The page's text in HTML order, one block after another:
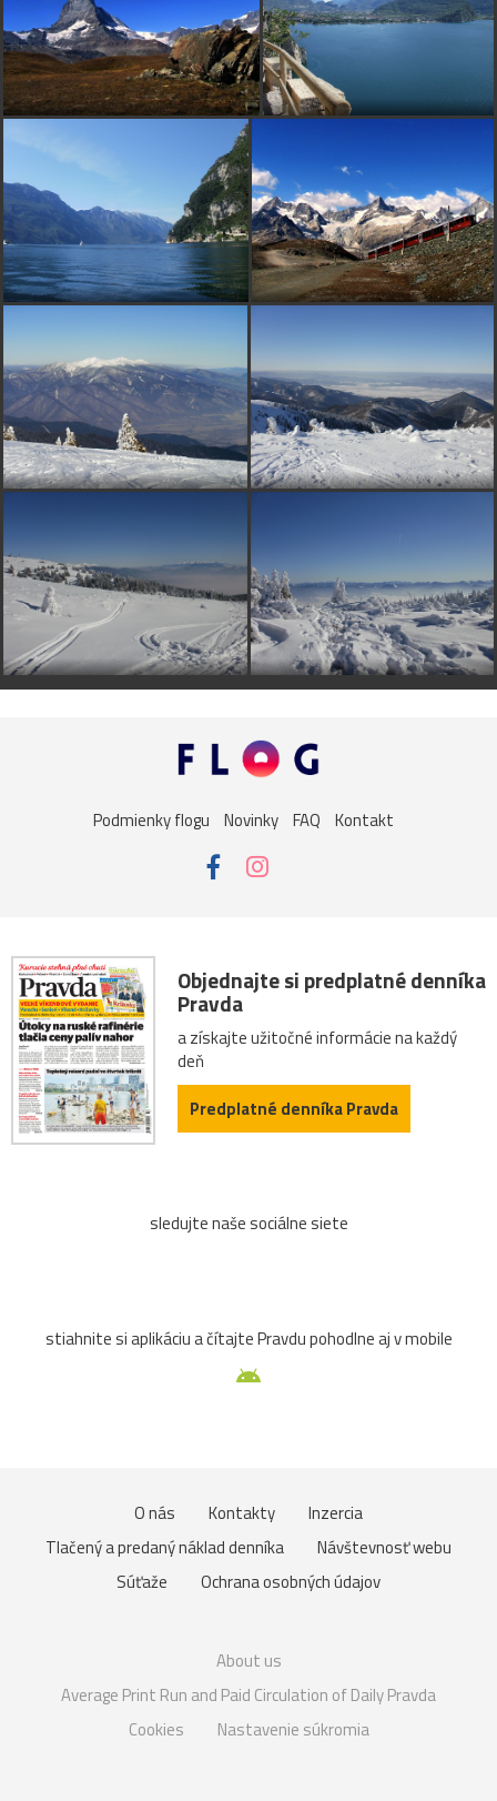
Podmienky flogu Novinky FAQ Kontakt
Objednajte si predplatné denníka
Pravda
a získajte užitočné informácie na každý
deň
Predplatné denníka Pravda
sledujte naše sociálne siete
stiahnite si aplikáciu a čítajte Pravdu pohodlne aj v mobile
O nás Kontakty
Inzercia
Tlačený a predaný náklad denníka
Návštevnosť webu
Súťaže
Ochrana osobných údajov
About us
Average Print Run and Paid Circulation of Daily Pravda
Cookies
Nastavenie súkromia